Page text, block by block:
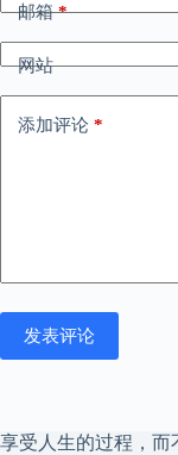
邮箱*
网站
添加评论 *
发表评论
享受人生的过程，而